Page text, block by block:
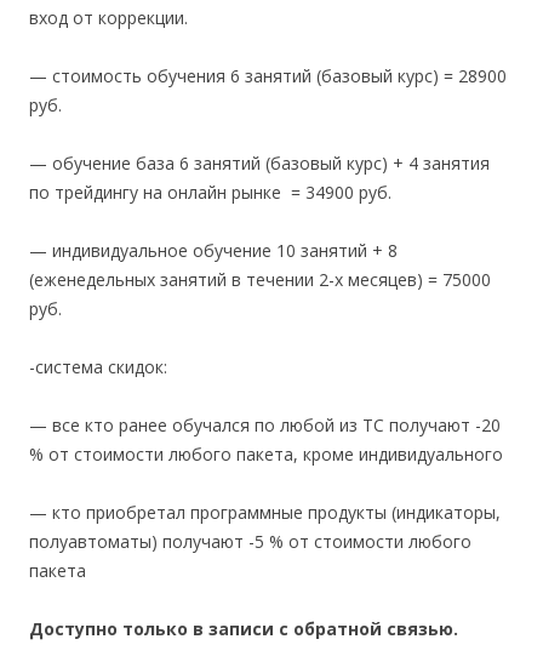
вход от коррекции.
— стоимость обучения 6 занятий (базовый курс) = 28900
руб.
— обучение база 6 занятий (базовый курс) + 4 занятия
по трейдингу на онлайн рынке = 34900 руб.
— индивидуальное обучение 10 занятий + 8
(еженедельных занятий в течении 2-х месяцев) = 75000
руб.
-система скидок:
— все кто ранее обучался по любой из ТС получают -20
% от стоимости любого пакета, кроме индивидуального
— кто приобретал программные продукты (индикаторы,
полуавтоматы) получают -5 % от стоимости любого
пакета
Доступно только в записи с обратной связью.